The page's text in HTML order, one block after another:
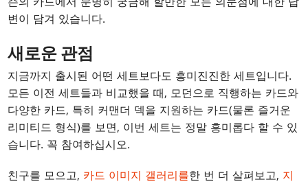
변이 담겨 있습니다.
새로운 관점
지금까지 출시된 어떤 세트보다도 흥미진진한 세트입니다.
모든 이전 세트들과 비교했을 때, 모던으로 직행하는 카드와
다양한 카드, 특히 커맨더 덱을 지원하는 카드(물론 즐거운
리미티드 형식)를 보면, 이번 세트는 정말 흥미롭다 할 수 있
습니다. 꼭 참여하십시오.
친구를 모으고, 카드 이미지 갤러리를한 번 더 살펴보고, 지